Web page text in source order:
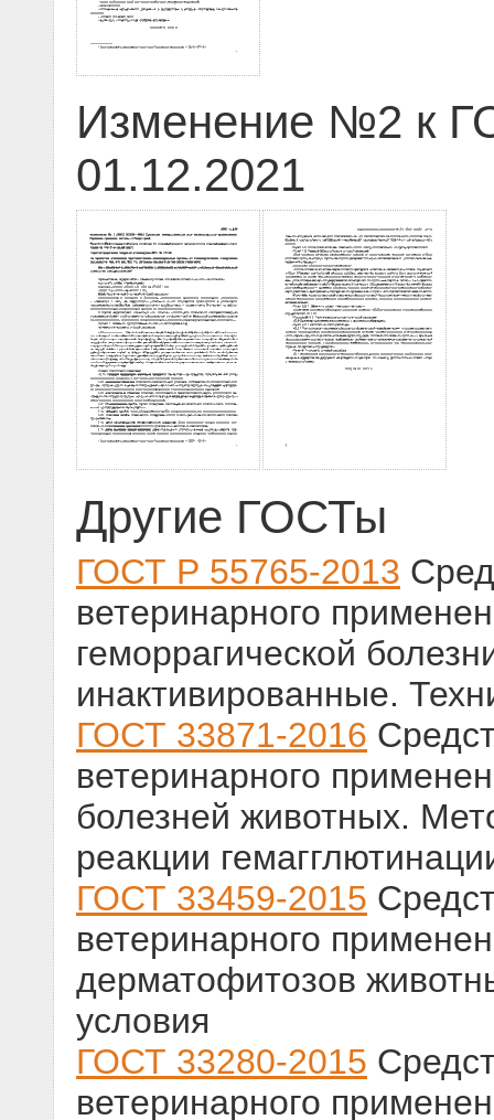
Изменение №2 к
01.12.2021
Другие ГОСТы
ГОСТ Р 55765-2013
ветеринарного
геморрагической
инактивированные.
ГОСТ 33871-2016
ветеринарного
болезней животных.
реакции
ГОСТ 33459-2015
ветеринарного
дерматофитозов
условия
ГОСТ 33280-2015
ветеринарного